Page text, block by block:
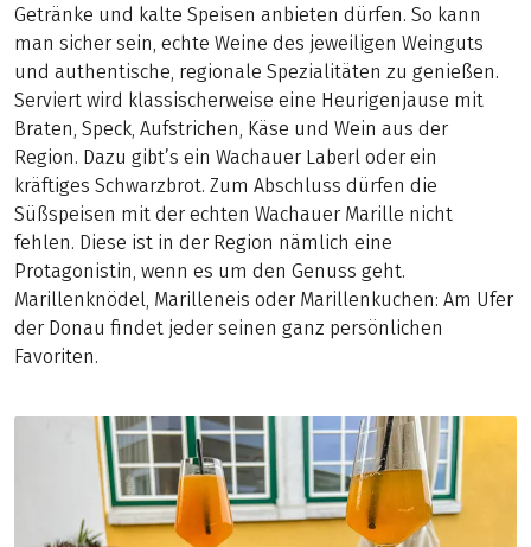
Getränke und kalte Speisen anbieten dürfen. So kann
man sicher sein, echte Weine des jeweiligen Weinguts
und authentische, regionale Spezialitäten zu genießen.
Serviert wird klassischerweise eine Heurigenjause mit
Braten, Speck, Aufstrichen, Käse und Wein aus der
Region. Dazu gibt’s ein Wachauer Laberl oder ein
kräftiges Schwarzbrot. Zum Abschluss dürfen die
Süßspeisen mit der echten Wachauer Marille nicht
fehlen. Diese ist in der Region nämlich eine
Protagonistin, wenn es um den Genuss geht.
Marillenknödel, Marilleneis oder Marillenkuchen: Am Ufer
der Donau findet jeder seinen ganz persönlichen
Favoriten.